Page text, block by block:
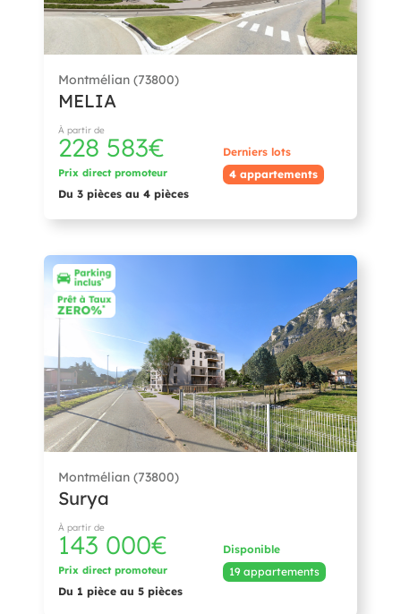
Montmélian (73800)
MELIA
À partir de
228 583€
Prix direct promoteur
Du 3 pièces au 4 pièces
Derniers lots
4 appartements
Montmélian (73800)
Surya
À partir de
143 000€
Prix direct promoteur
Du 1 pièce au 5 pièces
Disponible
19 appartements